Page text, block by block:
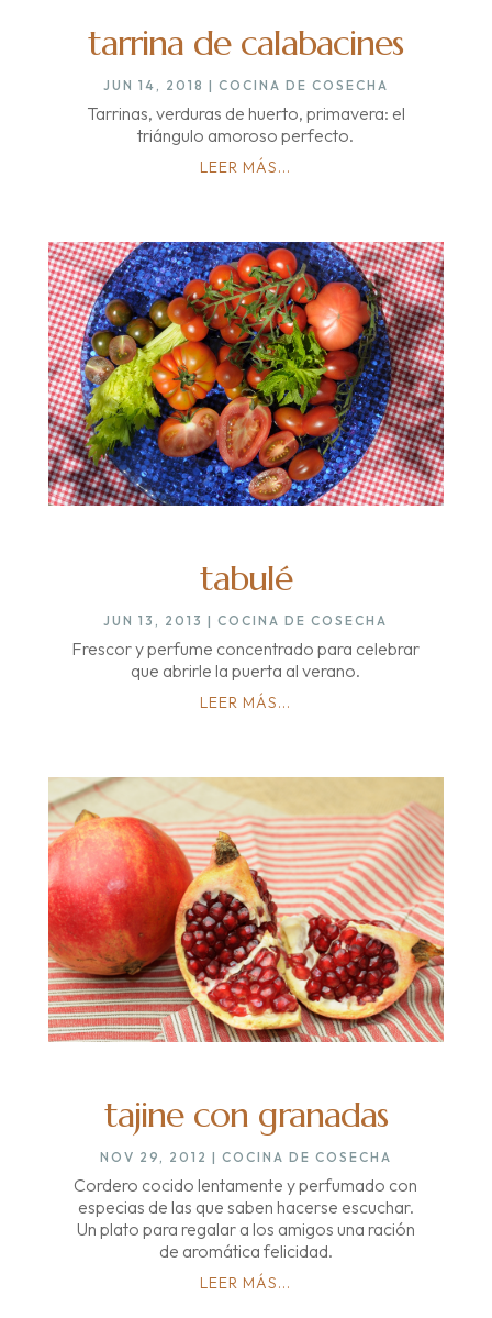
tarrina de calabacines
JUN 14, 2018 | COCINA DE COSECHA
Tarrinas, verduras de huerto, primavera: el
triángulo amoroso perfecto.
LEER MÁS...
tabulé
JUN 13, 2013 |COCINA DE COSECHA
Frescor y perfume concentrado para celebrar
que abrirle la puerta al verano.
LEER MÁS...
tajine con granadas
NOV 29, 2012 | COCINA DE COSECHA
Cordero cocido lentamente y perfumado con
especias de las que saben hacerse escuchar.
Un plato para regalar a los amigos una ración
de aromática felicidad.
LEER MÁS...